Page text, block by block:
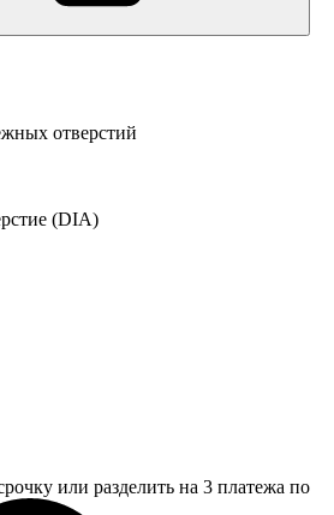
отверстий
(DIA)
или разделить на 3 платежа по